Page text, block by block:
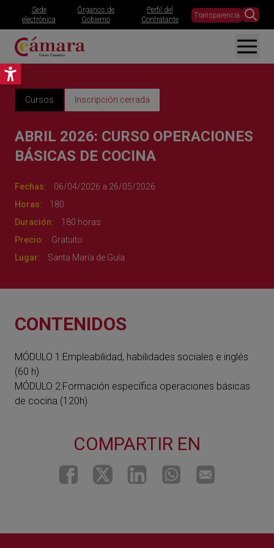
Abrir barra de herramientas
Sede
electrónica
Órganos de
Gobierno
Perfil del
Contratante
Transparencia
Cursos Inscripción cerrada
ABRIL 2026: CURSO OPERACIONES
BÁSICAS DE COCINA
Fechas:
06/04/2026 a 26/05/2026
Horas:
180
Duración:
180 horas
Precio:
Gratuito
Lugar:
Santa María de Guía
CONTENIDOS
MÓDULO 1:Empleabilidad, habilidades sociales e inglés
(60 h)
MÓDULO 2:Formación específica operaciones básicas
de cocina (120h)
COMPARTIR EN